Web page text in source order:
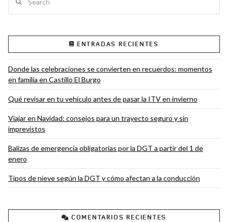
ENTRADAS RECIENTES
Donde las celebraciones se convierten en recuerdos: momentos
en familia en Castillo El Burgo
Qué revisar en tu vehículo antes de pasar la ITV en invierno
Viajar en Navidad: consejos para un trayecto seguro y sin
imprevistos
Balizas de emergencia obligatorias por la DGT a partir del 1 de
enero
Tipos de nieve según la DGT y cómo afectan a la conducción
COMENTARIOS RECIENTES